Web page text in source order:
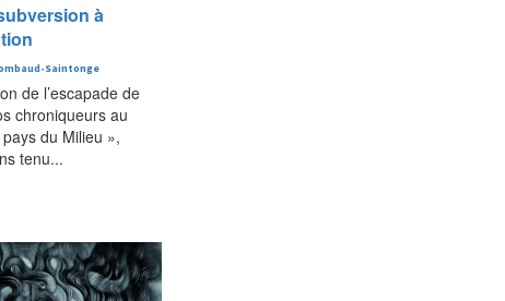
à
Saintonge
de l’escapade de
chroniqueurs au
du Milieu »,
tenu...